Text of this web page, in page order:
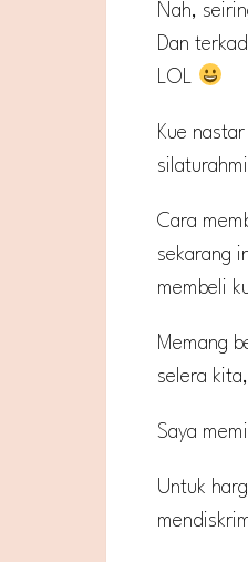
Nah,
Dan
LOL
Kue
Cara
sekarang
membeli
Memang
selera
Saya
Untuk